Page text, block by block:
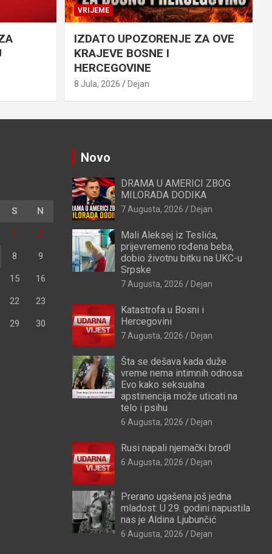
VRIJEME
IZDATO UPOZORENJE ZA OVE
KRAJEVE BOSNE I
HERCEGOVINE
8 Jula, 2026 Dejan
S N
1 2
8 9
15 16
22 23
29 30
Novo
DRAMA U AMERICI ZBOG
MILORADA DODIKA
7 Augusta, 2026 Dejan
Mali Aleksej iz Teslića,
prijevremeno rođena beba,
dobio životnu bitku na UKC-u
Srpske
7 Augusta, 2026 Dejan
Katastrofa u Bosni i
Hercegovini
7 Augusta, 2026 Dejan
Šta se dešava kada duže
vreme nema intimnih odnosa:
Evo kako seksualna
apstinencija može uticati na
telo i psihu
6 Augusta, 2026 Dejan
Rusi napali njemački brod!
6 Augusta, 2026 Dejan
Prerano ugašena još jedna
mladost: U 29. godini napustila
nas je Aldina Ljubunčić
6 Augusta, 2026 Dejan